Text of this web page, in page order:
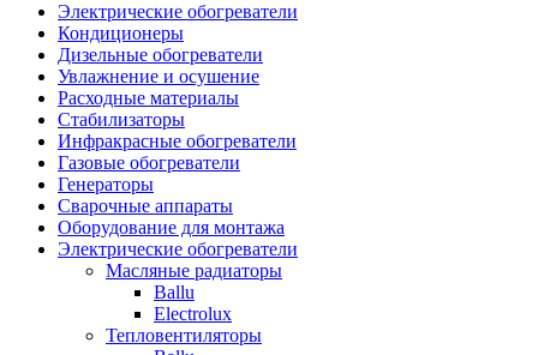
Электрические обогреватели
Кондиционеры
Дизельные обогреватели
Увлажнение и осушение
Расходные материалы
Стабилизаторы
Инфракрасные обогреватели
Газовые обогреватели
Генераторы
Сварочные аппараты
Оборудование для монтажа
Электрические обогреватели
Масляные радиаторы
Ballu
Electrolux
Тепловентиляторы